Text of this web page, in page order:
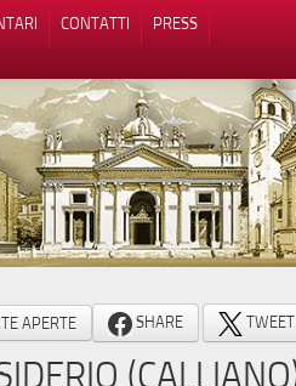
CONTATTI
PRESS
APERTE SHARE TWEET
privacy